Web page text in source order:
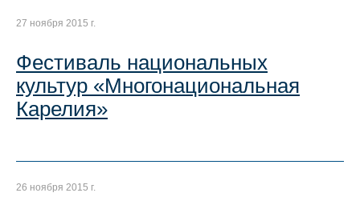
27 ноября 2015 г.
Фестиваль национальных
культур «Многонациональная
Карелия»
26 ноября 2015 г.